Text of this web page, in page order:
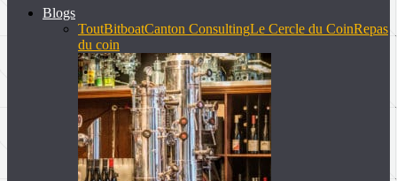
Blogs
ToutBitboatCanton ConsultingLe Cercle du CoinRepas
du coin